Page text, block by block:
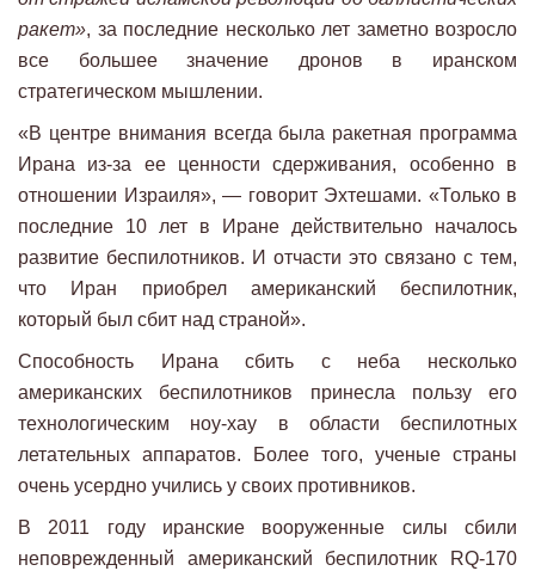
ракет», за последние несколько лет заметно возросло
все большее значение дронов в иранском
стратегическом мышлении.
«В центре внимания всегда была ракетная программа
Ирана из-за ее ценности сдерживания, особенно в
отношении Израиля», — говорит Эхтешами. «Только в
последние 10 лет в Иране действительно началось
развитие беспилотников. И отчасти это связано с тем,
что Иран приобрел американский беспилотник,
который был сбит над страной».
Способность Ирана сбить с неба несколько
американских беспилотников принесла пользу его
технологическим ноу-хау в области беспилотных
летательных аппаратов. Более того, ученые страны
очень усердно учились у своих противников.
В 2011 году иранские вооруженные силы сбили
неповрежденный американский беспилотник RQ-170